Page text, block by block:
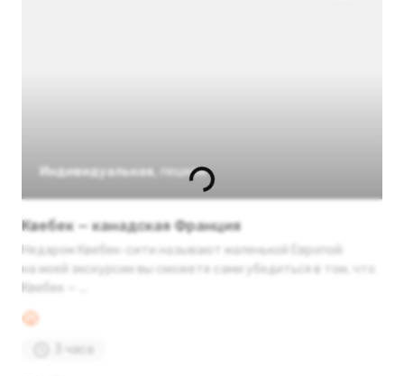
Индивидуальная пешком
Квебек — канадская Франция
Недаром Квебек-сити называют маленькой Европой:
на моей экскурсии вы сможете сами убедиться в том, что
Квебек — ...
3 часа